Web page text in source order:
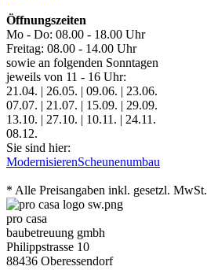
Öffnungszeiten
Mo - Do: 08.00 - 18.00 Uhr
Freitag: 08.00 - 14.00 Uhr
sowie an folgenden Sonntagen
jeweils von 11 - 16 Uhr:
21.04. | 26.05. | 09.06. | 23.06.
07.07. | 21.07. | 15.09. | 29.09.
13.10. | 27.10. | 10.11. | 24.11.
08.12.
Sie sind hier:
ModernisierenScheunenumbau
* Alle Preisangaben inkl. gesetzl. MwSt.
pro casa
baubetreuung gmbh
Philippstrasse 10
88436 Oberessendorf